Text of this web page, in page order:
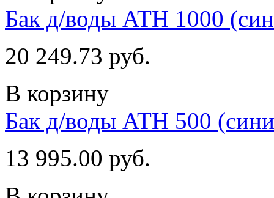
Бак д/воды ATH 1000
20 249.73 руб.
В корзину
Бак д/воды ATH 500
13 995.00 руб.